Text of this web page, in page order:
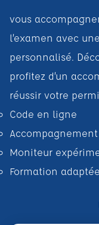
vous
l’examen avec
personnalisé.
profitez d’un
réussir votre
Code en ligne
Moniteur
Formation